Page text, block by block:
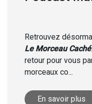
Retrouvez
Le Morceau Caché
retour pour vous
morceaux co...
En savoir plus